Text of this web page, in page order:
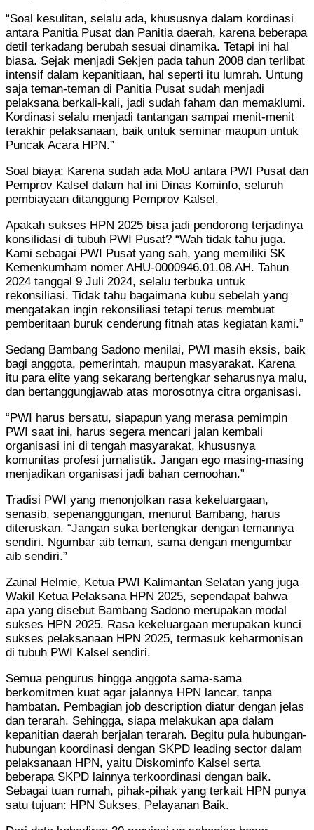
“Soal kesulitan, selalu ada, khususnya dalam kordinasi
antara Panitia Pusat dan Panitia daerah, karena beberapa
detil terkadang berubah sesuai dinamika. Tetapi ini hal
biasa. Sejak menjadi Sekjen pada tahun 2008 dan terlibat
intensif dalam kepanitiaan, hal seperti itu lumrah. Untung
saja teman-teman di Panitia Pusat sudah menjadi
pelaksana berkali-kali, jadi sudah faham dan memaklumi.
Kordinasi selalu menjadi tantangan sampai menit-menit
terakhir pelaksanaan, baik untuk seminar maupun untuk
Puncak Acara HPN.”
Soal biaya; Karena sudah ada MoU antara PWI Pusat dan
Pemprov Kalsel dalam hal ini Dinas Kominfo, seluruh
pembiayaan ditanggung Pemprov Kalsel.
Apakah sukses HPN 2025 bisa jadi pendorong terjadinya
konsilidasi di tubuh PWI Pusat? “Wah tidak tahu juga.
Kami sebagai PWI Pusat yang sah, yang memiliki SK
Kemenkumham nomer AHU-0000946.01.08.AH. Tahun
2024 tanggal 9 Juli 2024, selalu terbuka untuk
rekonsiliasi. Tidak tahu bagaimana kubu sebelah yang
mengatakan ingin rekonsiliasi tetapi terus membuat
pemberitaan buruk cenderung fitnah atas kegiatan kami.”
Sedang Bambang Sadono menilai, PWI masih eksis, baik
bagi anggota, pemerintah, maupun masyarakat. Karena
itu para elite yang sekarang bertengkar seharusnya malu,
dan bertanggungjawab atas morosotnya citra organisasi.
“PWI harus bersatu, siapapun yang merasa pemimpin
PWI saat ini, harus segera mencari jalan kembali
organisasi ini di tengah masyarakat, khususnya
komunitas profesi jurnalistik. Jangan ego masing-masing
menjadikan organisasi jadi bahan cemoohan.”
Tradisi PWI yang menonjolkan rasa kekeluargaan,
senasib, sepenanggungan, menurut Bambang, harus
diteruskan. “Jangan suka bertengkar dengan temannya
sendiri. Ngumbar aib teman, sama dengan mengumbar
aib sendiri.”
Zainal Helmie, Ketua PWI Kalimantan Selatan yang juga
Wakil Ketua Pelaksana HPN 2025, sependapat bahwa
apa yang disebut Bambang Sadono merupakan modal
sukses HPN 2025. Rasa kekeluargaan merupakan kunci
sukses pelaksanaan HPN 2025, termasuk keharmonisan
di tubuh PWI Kalsel sendiri.
Semua pengurus hingga anggota sama-sama
berkomitmen kuat agar jalannya HPN lancar, tanpa
hambatan. Pembagian job description diatur dengan jelas
dan terarah. Sehingga, siapa melakukan apa dalam
kepanitian daerah berjalan terarah. Begitu pula hubungan-
hubungan koordinasi dengan SKPD leading sector dalam
pelaksanaan HPN, yaitu Diskominfo Kalsel serta
beberapa SKPD lainnya terkoordinasi dengan baik.
Sebagai tuan rumah, pihak-pihak yang terkait HPN punya
satu tujuan: HPN Sukses, Pelayanan Baik.